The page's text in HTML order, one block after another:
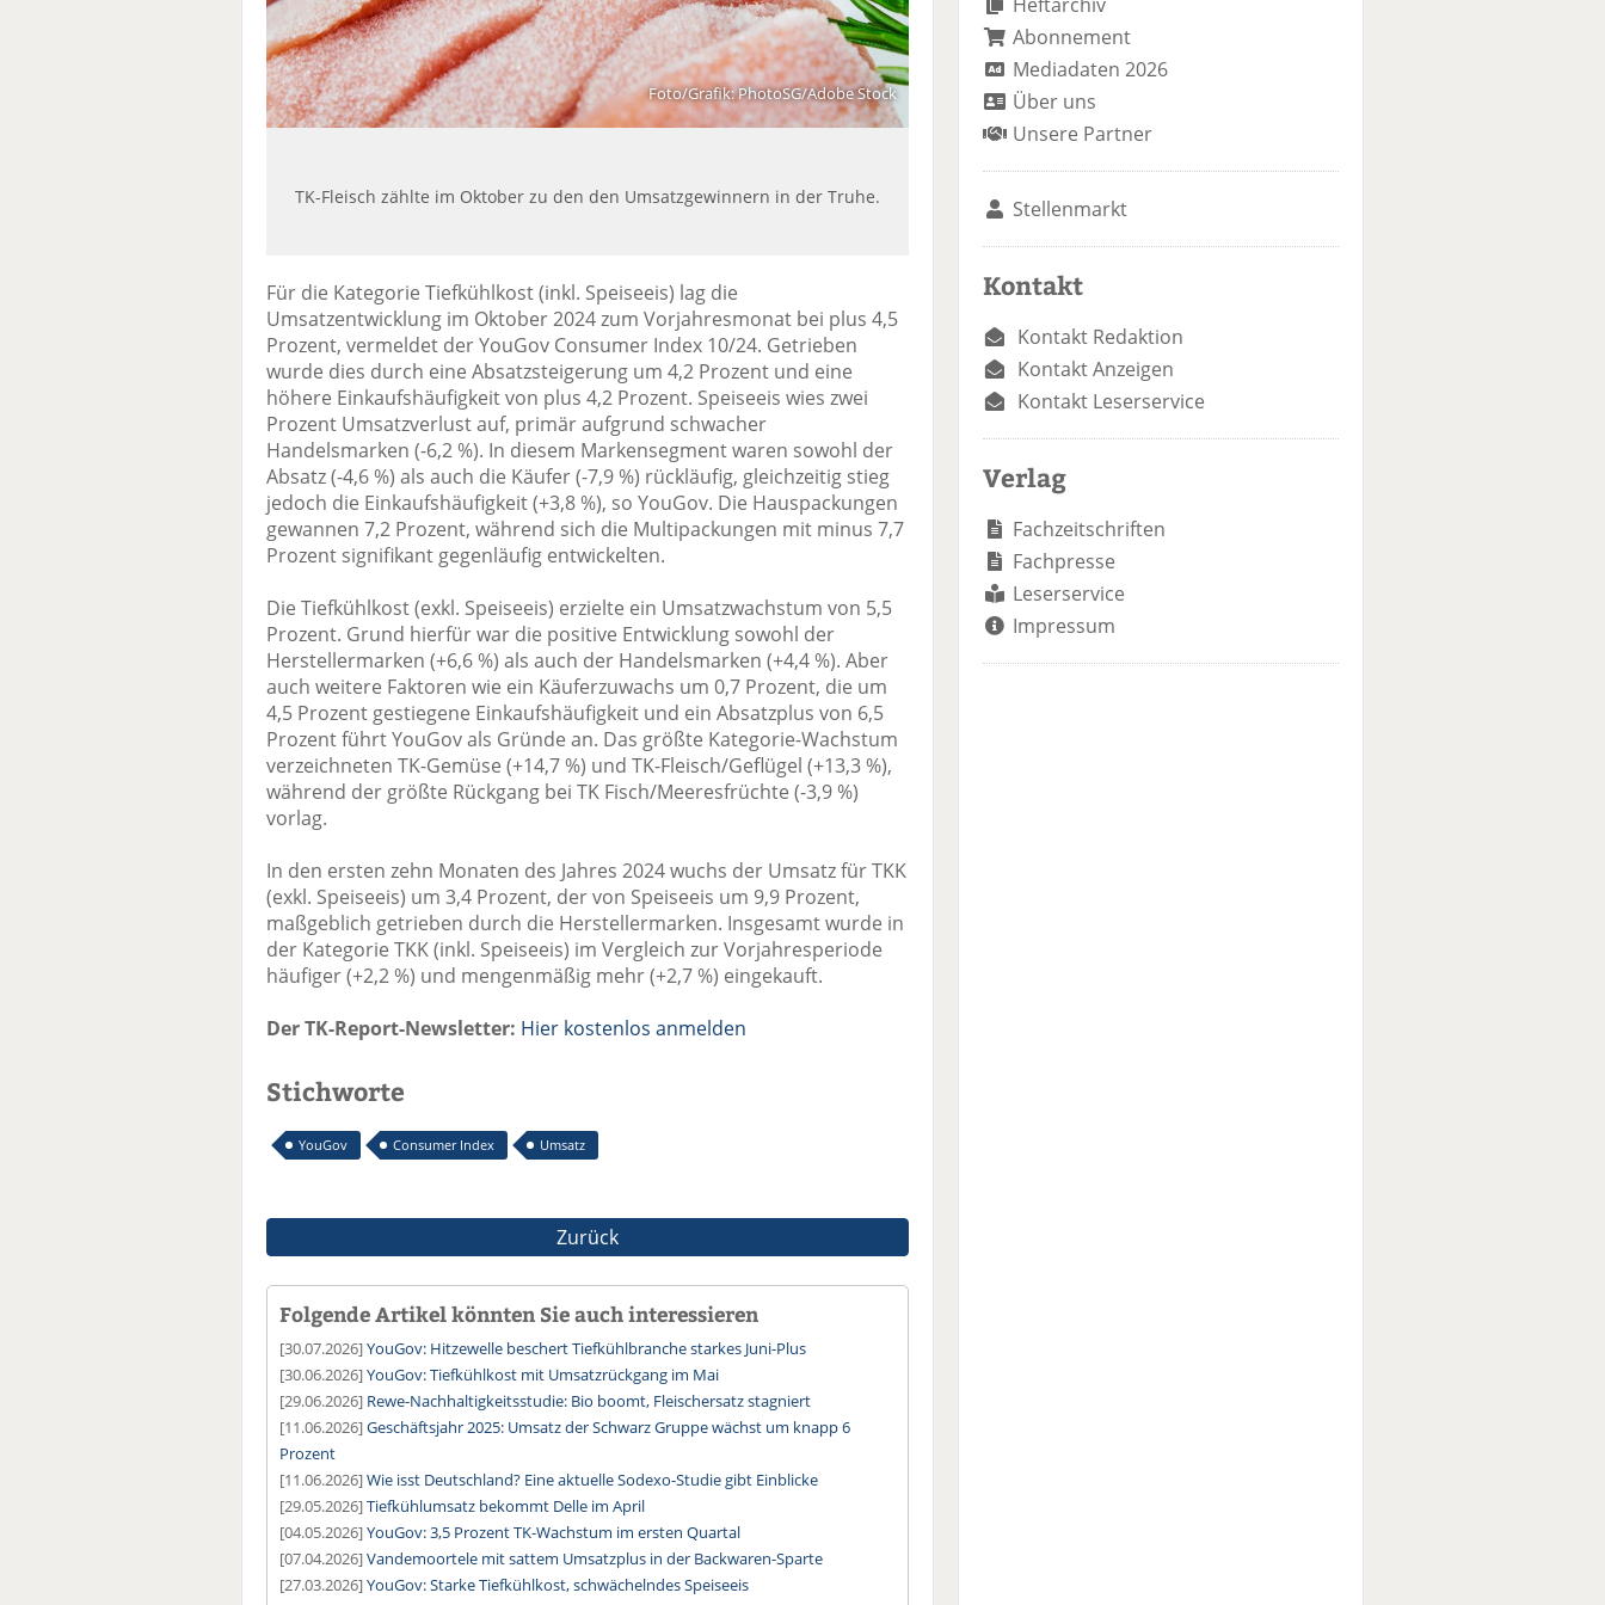
Foto/Grafik: PhotoSG/Adobe Stock
TK-Fleisch zählte im Oktober zu den den Umsatzgewinnern in der Truhe.
Für die Kategorie Tiefkühlkost (inkl. Speiseeis) lag die
Umsatzentwicklung im Oktober 2024 zum Vorjahresmonat bei plus 4,5
Prozent, vermeldet der YouGov Consumer Index 10/24. Getrieben
wurde dies durch eine Absatzsteigerung um 4,2 Prozent und eine
höhere Einkaufshäufigkeit von plus 4,2 Prozent. Speiseeis wies zwei
Prozent Umsatzverlust auf, primär aufgrund schwacher
Handelsmarken (-6,2 %). In diesem Markensegment waren sowohl der
Absatz (-4,6 %) als auch die Käufer (-7,9 %) rückläufig, gleichzeitig stieg
jedoch die Einkaufshäufigkeit (+3,8 %), so YouGov. Die Hauspackungen
gewannen 7,2 Prozent, während sich die Multipackungen mit minus 7,7
Prozent signifikant gegenläufig entwickelten.
Die Tiefkühlkost (exkl. Speiseeis) erzielte ein Umsatzwachstum von 5,5
Prozent. Grund hierfür war die positive Entwicklung sowohl der
Herstellermarken (+6,6 %) als auch der Handelsmarken (+4,4 %). Aber
auch weitere Faktoren wie ein Käuferzuwachs um 0,7 Prozent, die um
4,5 Prozent gestiegene Einkaufshäufigkeit und ein Absatzplus von 6,5
Prozent führt YouGov als Gründe an. Das größte Kategorie-Wachstum
verzeichneten TK-Gemüse (+14,7 %) und TK-Fleisch/Geflügel (+13,3 %),
während der größte Rückgang bei TK Fisch/Meeresfrüchte (-3,9 %)
vorlag.
In den ersten zehn Monaten des Jahres 2024 wuchs der Umsatz für TKK
(exkl. Speiseeis) um 3,4 Prozent, der von Speiseeis um 9,9 Prozent,
maßgeblich getrieben durch die Herstellermarken. Insgesamt wurde in
der Kategorie TKK (inkl. Speiseeis) im Vergleich zur Vorjahresperiode
häufiger (+2,2 %) und mengenmäßig mehr (+2,7 %) eingekauft.
Der TK-Report-Newsletter: Hier kostenlos anmelden
Stichworte
YouGov Consumer Index Umsatz
Zurück
Folgende Artikel könnten Sie auch interessieren
[30.07.2026]YouGov: Hitzewelle beschert Tiefkühlbranche starkes Juni-Plus
[30.06.2026]YouGov: Tiefkühlkost mit Umsatzrückgang im Mai
[29.06.2026] Rewe-Nachhaltigkeitsstudie: Bio boomt, Fleischersatz stagniert
[11.06.2026]Geschäftsjahr 2025: Umsatz der Schwarz Gruppe wächst um knapp 6
Prozent
[11.06.2026]Wie isst Deutschland? Eine aktuelle Sodexo-Studie gibt Einblicke
[29.05.2026]Tiefkühlumsatz bekommt Delle im April
[04.05.2026]YouGov: 3,5 Prozent TK-Wachstum im ersten Quartal
[07.04.2026]Vandemoortele mit sattem Umsatzplus in der Backwaren-Sparte
[27.03.2026]YouGov: Starke Tiefkühlkost, schwächelndes Speiseeis
Abonnement
Mediadaten 2026
Über uns
Unsere Partner
Stellenmarkt
Kontakt
Kontakt Redaktion
Kontakt Anzeigen
Kontakt Leserservice
Verlag
Fachzeitschriften
Fachpresse
Leserservice
Impressum